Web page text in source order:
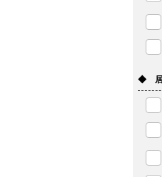
◆ 居